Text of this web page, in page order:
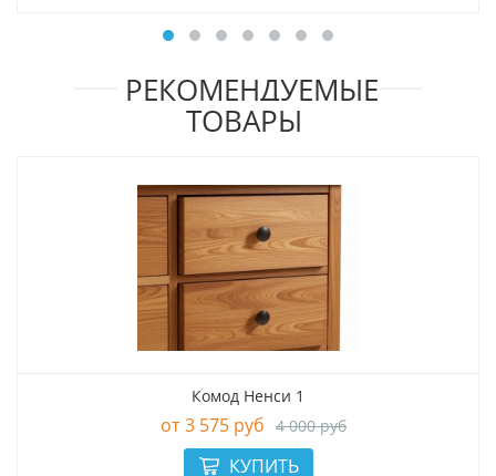
РЕКОМЕНДУЕМЫЕ
ТОВАРЫ
Комод Ненси 1
3 575 руб 4 000 руб